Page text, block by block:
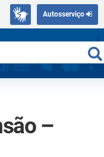
Autosserviço
–